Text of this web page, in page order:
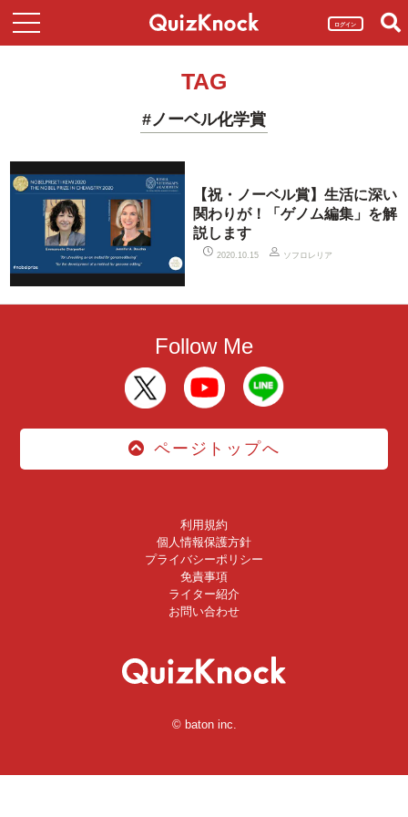
ログイン
TAG
#ノーベル化学賞
【祝・ノーベル賞】生活に深い
関わりが！「ゲノム編集」を解
説します
2020.10.15 ソフロレリア
Follow Me
ページトップへ
利用規約
個人情報保護方針
プライバシーポリシー
免責事項
ライター紹介
お問い合わせ
© baton inc.